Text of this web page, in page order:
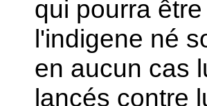
qui pourra
l'indigene né
en aucun cas
lancés contre